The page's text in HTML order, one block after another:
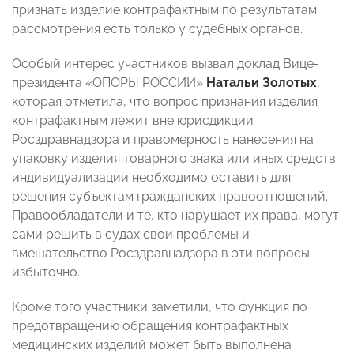
признать изделие контрафактным по результатам
рассмотрения есть только у судебных органов.
Особый интерес участников вызвал доклад Вице-
президента «ОПОРЫ РОССИИ» Натальи Золотых,
которая отметила, что вопрос признания изделия
контрафактным лежит вне юрисдикции
Росздравнадзора и правомерность нанесения на
упаковку изделия товарного знака или иных средств
индивидуализации необходимо оставить для
решения субъектам гражданских правоотношений.
Правообладатели и те, кто нарушает их права, могут
сами решить в судах свои проблемы и
вмешательство Росздравнадзора в эти вопросы
избыточно.
Кроме того участники заметили, что функция по
предотвращению обращения контрафактных
медицинских изделий может быть выполнена